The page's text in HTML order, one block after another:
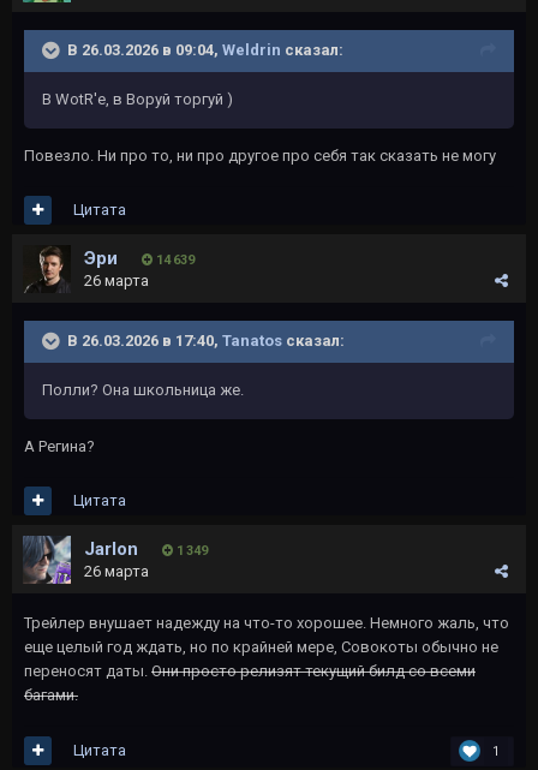
В 26.03.2026 в 09:04, Weldrin сказал:
В WotR'e, в Воруй торгуй )
Повезло. Ни про то, ни про другое про себя так сказать не могу
Цитата
Эри 14 639
26 марта
В 26.03.2026 в 17:40, Tanatos сказал:
Полли? Она школьница же.
А Регина?
Цитата
Jarlon 1 349
26 марта
Трейлер внушает надежду на что-то хорошее. Немного жаль, что
еще целый год ждать, но по крайней мере, Совокоты обычно не
переносят даты. Они просто релизят текущий билд со всеми
багами.
1
Цитата